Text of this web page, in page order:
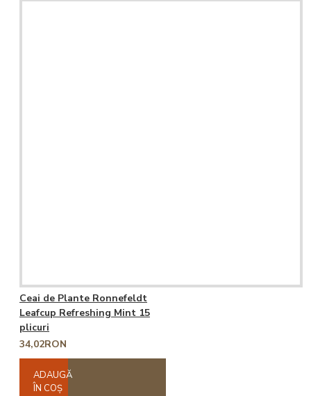
Ceai de Plante Ronnefeldt
Leafcup Refreshing Mint 15
plicuri
34,02RON
ADAUGĂ
ÎN COŞ